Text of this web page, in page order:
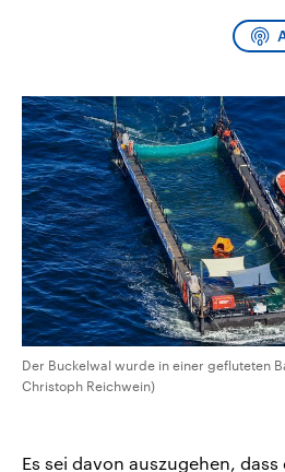
Landtagswahl Sachsen-Anhalt
September 2026 einen neuen
Landtag. Seit 2021 wird das
Bundesland von einer Koalition aus
CDU, SPD und FDP regiert.-
Umfragen, Prognosen,
Wahlprogramme, aktuelle Berichte
und Hintergründe zu den Parteien
und Kandidaten der anstehenden
Wahl.
Sendungen Programm
Audio-Archiv
Der Buckelwal wurde in einer gefluteten
Christoph Reichwein)
Es sei davon auszugehen,